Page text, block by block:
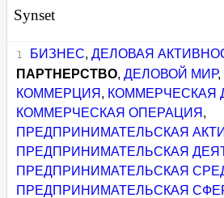
Synset
БИЗНЕС, ДЕЛОВАЯ
ПАРТНЕРСТВО,ДЕЛОВОЙ МИР,
КОММЕРЦИЯ , КОММЕРЧЕСКАЯ
КОММЕРЧЕСКАЯ ОПЕРАЦИЯ ,
ПРЕДПРИНИМАТЕЛЬСКАЯ
ПРЕДПРИНИМАТЕЛЬСКАЯ
ПРЕДПРИНИМАТЕЛЬСКАЯ
ПРЕДПРИНИМАТЕЛЬСКАЯ